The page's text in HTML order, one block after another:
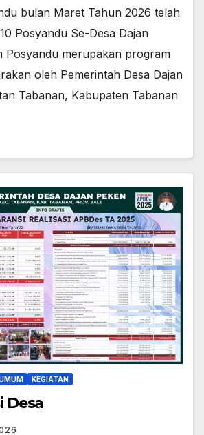
bulan Maret Tahun 2026 telah
Posyandu Se-Desa Dajan
Posyandu merupakan program
oleh Pemerintah Desa Dajan
Tabanan, Kabupaten Tabanan
KEGIATAN
Desa